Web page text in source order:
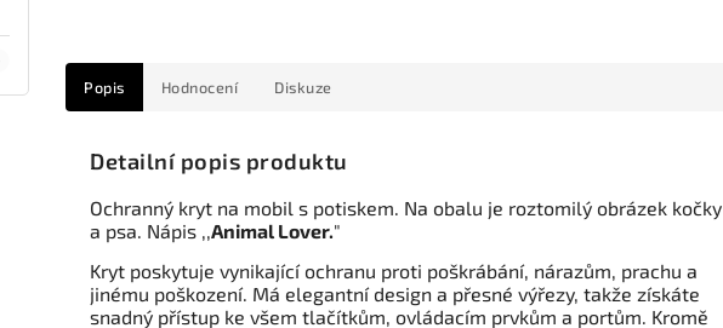
Popis Hodnocení Diskuze
Detailní popis produktu
Ochranný kryt na mobil s potiskem. Na obalu je roztomilý obrázek kočky
a psa. Nápis ,,Animal Lover."
Kryt poskytuje vynikající ochranu proti poškrábání, nárazům, prachu a
jinému poškození. Má elegantní design a přesné výřezy, takže získáte
snadný přístup ke všem tlačítkům, ovládacím prvkům a portům. Kromě